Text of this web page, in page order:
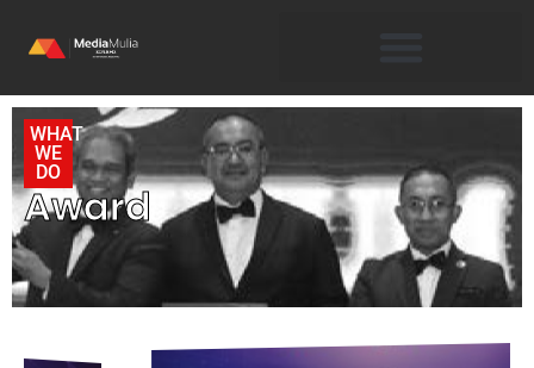
WHAT
WE
DO
Award